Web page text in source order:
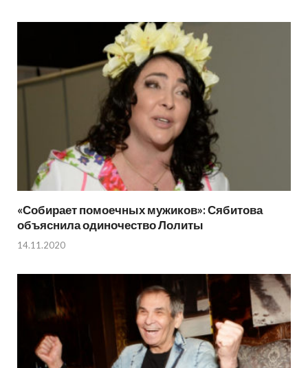
«Собирает помоечных мужиков»: Сябитова
объяснила одиночество Лолиты
14.11.2020